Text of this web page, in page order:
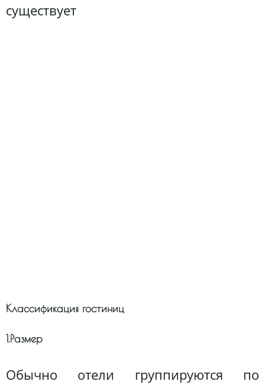
существует
Классификация гостиниц
1.Размер
Обычно отели группируются по